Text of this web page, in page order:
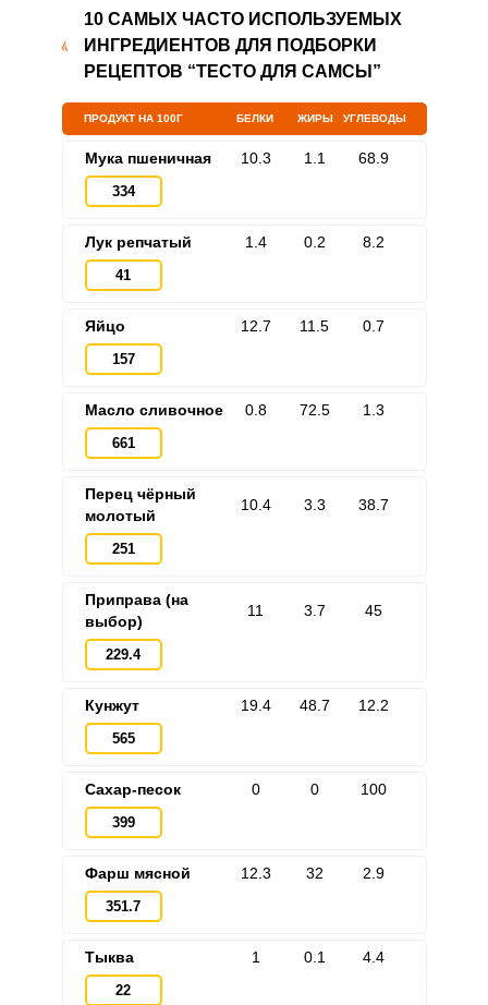
10 САМЫХ ЧАСТО ИСПОЛЬЗУЕМЫХ
ИНГРЕДИЕНТОВ ДЛЯ ПОДБОРКИ
РЕЦЕПТОВ “ТЕСТО ДЛЯ САМСЫ”
ПРОДУКТ НА 100Г БЕЛКИ ЖИРЫ УГЛЕВОДЫ
Мука пшеничная
334
10.3 1.1 68.9
Лук репчатый
41
1.4 0.2 8.2
Яйцо
157
12.7 11.5 0.7
Масло сливочное
661
0.8 72.5 1.3
Перец чёрный
молотый
251
10.4 3.3 38.7
Приправа (на
выбор)
229.4
11 3.7 45
Кунжут
565
19.4 48.7 12.2
Сахар-песок
399
0 0 100
Фарш мясной
351.7
12.3 32 2.9
Тыква
22
1 0.1 4.4